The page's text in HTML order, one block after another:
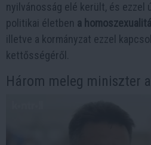
nyilvánosság elé került, és ezzel
politikai életben a
illetve a kormányzat ezzel
kettősségéről.
Három meleg miniszter